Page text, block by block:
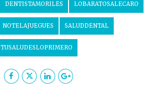
DENTISTAMORILES LOBARATOSALECARO
NOTELAJUEGUES SALUDDENTAL
TUSALUDESLOPRIMERO